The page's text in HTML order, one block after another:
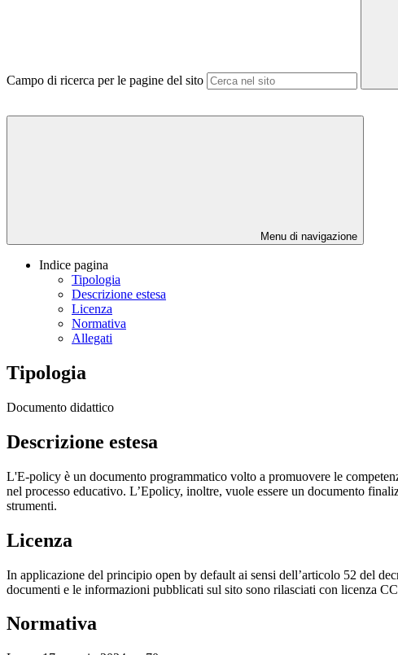
Campo di ricerca per le pagine del sito
Menu di navigazione
Indice pagina
Tipologia
Descrizione estesa
Licenza
Normativa
Allegati
Tipologia
Documento didattico
Descrizione estesa
L'E-policy è un documento programmatico volto a promuovere le
nel processo educativo. L’Epolicy, inoltre, vuole essere un documento
strumenti.
Licenza
In applicazione del principio open by default ai sensi dell’articolo 52 del
documenti e le informazioni pubblicati sul sito sono rilasciati con licenza
Normativa